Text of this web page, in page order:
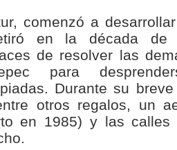
comenzó a
en la década de
de resolver las
para
Durante su
otros regalos, un
en 1985) y las